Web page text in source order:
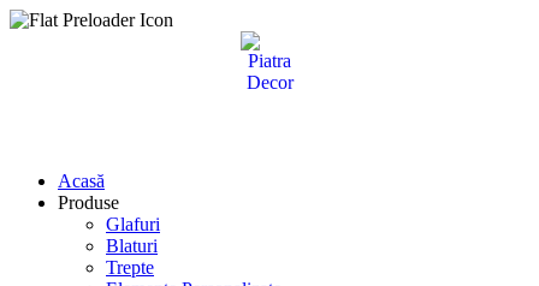
Acasă
Produse
Glafuri
Blaturi
Trepte